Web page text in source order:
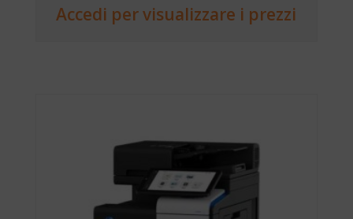
Accedi per visualizzare i prezzi